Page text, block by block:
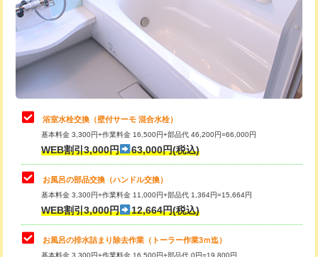
桝清掃 8,800円
止水・漏水調査・防水処理・清掃・修
理・調整・分解・加工など（軽作業）
止水・漏水調査・防水処理・清掃・修
理・調整・分解・加工など（中作業）
22,000円
止水・漏水調査・防水処理・清掃・修
理・調整・分解・加工など（重作業）
33,000円
トイレタンク脱着
トイレ便器脱着
タンクレストイレ脱着 33,000円
浴室水栓交換（壁付サーモ 混合水栓）
基本料金 3,300円+作業料金 16,500円+部品代 46,200円=66,000円
WEB割引3,000円 63,000円(税込)
お風呂の部品交換（ハンドル交換）
基本料金 3,300円+作業料金 11,000円+部品代 1,364円=15,664円
WEB割引3,000円 12,664円(税込)
お風呂の排水詰まり除去作業（トーラー作業3ｍ迄）
基本料金 3,300円+作業料金 16,500円+部品代 0円=19,800円